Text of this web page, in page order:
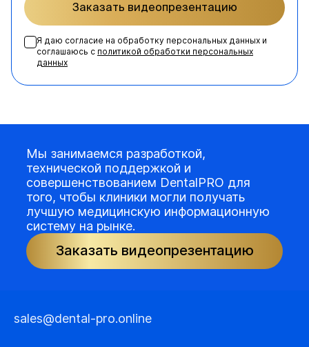
Заказать видеопрезентацию
Я даю согласие на обработку персональных данных и
соглашаюсь с политикой обработки персональных
данных
Мы занимаемся разработкой,
технической поддержкой и
совершенствованием DentalPRO для
того, чтобы клиники могли получать
лучшую медицинскую информационную
систему на рынке.
Заказать видеопрезентацию
sales@dental-pro.online